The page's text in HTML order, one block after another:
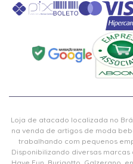
Loja de atacado localizada no
na venda de artigos de moda
trabalhando com pequenos
Disponibilizando diversas marcas